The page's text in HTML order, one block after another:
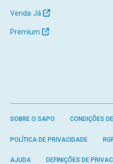
Venda Já
Premium
SOBRE O SAPO CONDIÇÕES
POLÍTICA DE PRIVACIDADE
AJUDA DEFINIÇÕES DE